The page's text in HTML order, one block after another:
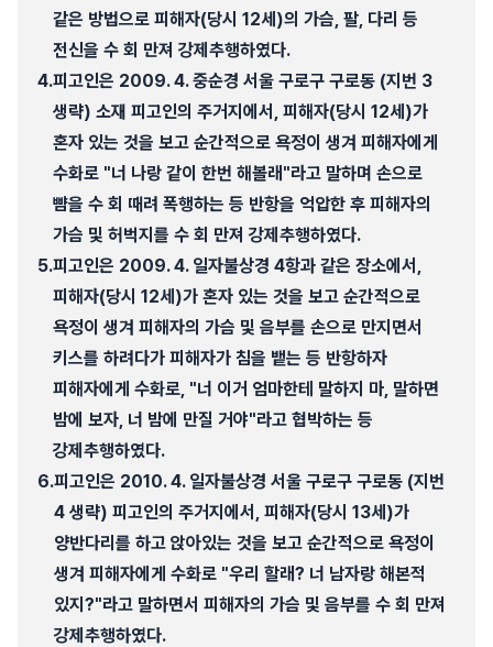
같은 방법으로 피해자(당시 12세)의 가슴, 팔, 다리 등
전신을 수 회 만져 강제추행하였다.
4.피고인은 2009. 4. 중순경 서울 구로구 구로동 (지번 3
생략) 소재 피고인의 주거지에서, 피해자(당시 12세)가
혼자 있는 것을 보고 순간적으로 욕정이 생겨 피해자에게
수화로 "너 나랑 같이 한번 해볼래"라고 말하며 손으로
뺨을 수 회 때려 폭행하는 등 반항을 억압한 후 피해자의
가슴 및 허벅지를 수 회 만져 강제추행하였다.
5.피고인은 2009. 4. 일자불상경 4항과 같은 장소에서,
피해자(당시 12세)가 혼자 있는 것을 보고 순간적으로
욕정이 생겨 피해자의 가슴 및 음부를 손으로 만지면서
키스를 하려다가 피해자가 침을 뱉는 등 반항하자
피해자에게 수화로, "너 이거 엄마한테 말하지 마, 말하면
밤에 보자, 너 밤에 만질 거야"라고 협박하는 등
강제추행하였다.
6.피고인은 2010. 4. 일자불상경 서울 구로구 구로동 (지번
4 생략) 피고인의 주거지에서, 피해자(당시 13세)가
양반다리를 하고 앉아있는 것을 보고 순간적으로 욕정이
생겨 피해자에게 수화로 "우리 할래? 너 남자랑 해본적
있지?"라고 말하면서 피해자의 가슴 및 음부를 수 회 만져
강제추행하였다.